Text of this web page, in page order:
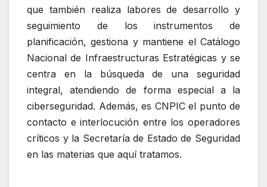
que también realiza labores de desarrollo y
seguimiento de los instrumentos de
planificación, gestiona y mantiene el Catálogo
Nacional de Infraestructuras Estratégicas y se
centra en la búsqueda de una seguridad
integral, atendiendo de forma especial a la
ciberseguridad. Además, es CNPIC el punto de
contacto e interlocución entre los operadores
críticos y la Secretaría de Estado de Seguridad
en las materias que aquí tratamos.